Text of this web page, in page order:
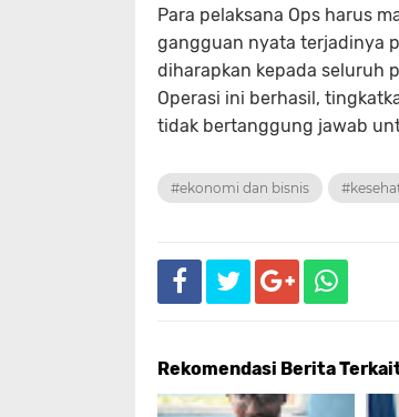
Para pelaksana Ops harus
gangguan nyata terjadinya
diharapkan kepada seluruh
Operasi ini berhasil,
tidak bertanggung jawab
#ekonomi dan bisnis
Rekomendasi Berita